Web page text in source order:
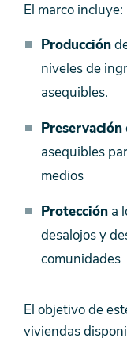
El marco incluye:
Producción
niveles de
asequibles.
Preservación
asequibles
medios
Protección a
desalojos y
comunidades
El objetivo de
viviendas